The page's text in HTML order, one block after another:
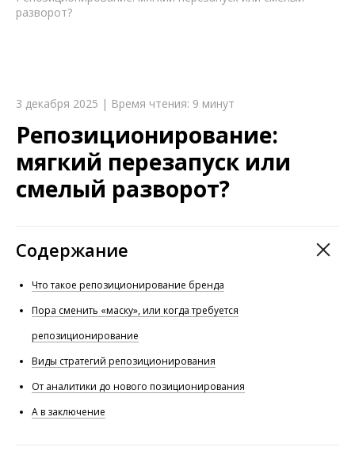
разворот?
3 декабря 2025 | Время чтения: 9 минут
Репозиционирование:
мягкий перезапуск или
смелый разворот?
Содержание
Что такое репозиционирование бренда
Пора сменить «маску», или когда требуется
репозиционирование
Виды стратегий репозиционирования
От аналитики до нового позиционирования
А в заключение